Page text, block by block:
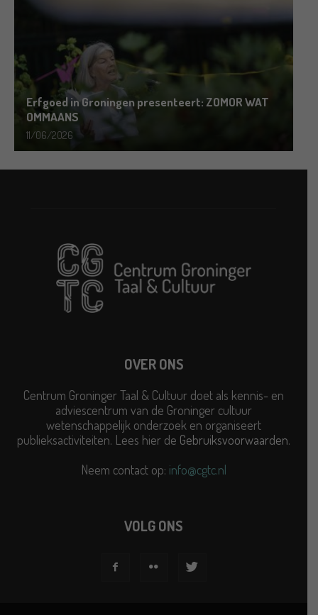
Erfgoed in Groningen presenteert: ZOMOR WAT
OMMAANS
11/06/2026
OVER ONS
Centrum Groninger Taal & Cultuur doet als kennis- en
adviescentrum van de Groninger cultuur
wetenschappelijk onderzoek en organiseert
publieksactiviteiten. Lees hier de Gebruiksvoorwaarden.
Neem contact op: info@cgtc.nl
VOLG ONS